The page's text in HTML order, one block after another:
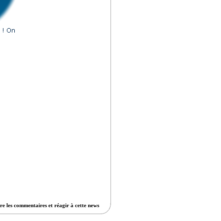
les commentaires et réagir à cette news